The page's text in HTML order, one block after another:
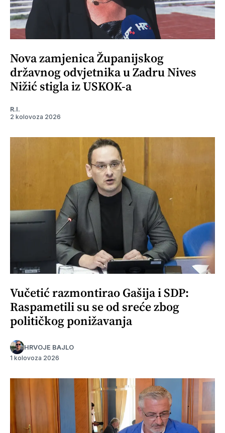
Nova zamjenica Županijskog
državnog odvjetnika u Zadru Nives
Nižić stigla iz USKOK-a
R.I.
2 kolovoza 2026
Vučetić razmontirao Gašija i SDP:
Raspametili su se od sreće zbog
političkog ponižavanja
HRVOJE BAJLO
1 kolovoza 2026